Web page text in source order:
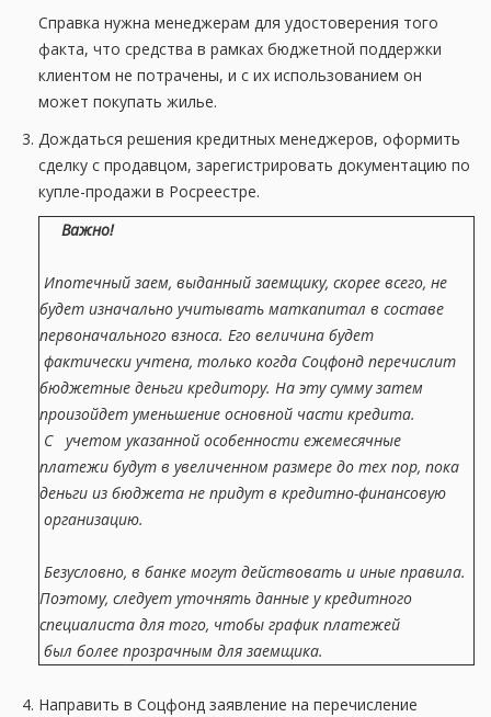
Справка нужна менеджерам для удостоверения того
факта, что средства в рамках бюджетной поддержки
клиентом не потрачены, и с их использованием он
может покупать жилье.
Дождаться решения кредитных менеджеров, оформить
сделку с продавцом, зарегистрировать документацию по
купле-продажи в Росреестре.
Важно!
Ипотечный заем, выданный заемщику, скорее всего, не
будет изначально учитывать маткапитал в составе
первоначального взноса. Его величина будет
фактически учтена, только когда Соцфонд перечислит
бюджетные деньги кредитору. На эту сумму затем
произойдет уменьшение основной части кредита.
С учетом указанной особенности ежемесячные
платежи будут в увеличенном размере до тех пор, пока
деньги из бюджета не придут в кредитно-финансовую
организацию.
Безусловно, в банке могут действовать и иные правила.
Поэтому, следует уточнять данные у кредитного
специалиста для того, чтобы график платежей
был более прозрачным для заемщика.
Направить в Соцфонд заявление на перечисление